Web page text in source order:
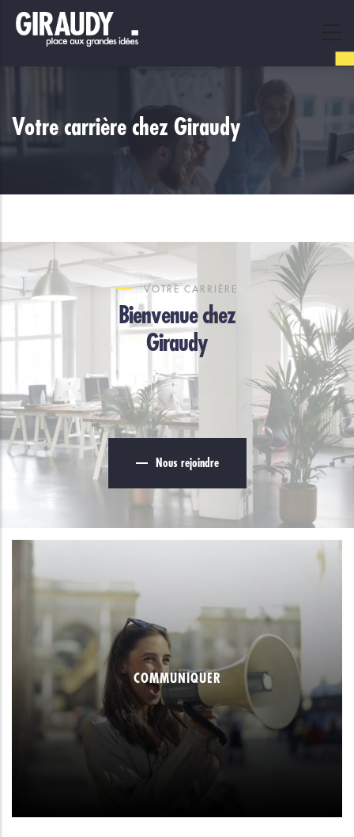
Skip
Votre carrière chez Giraudy
VOTRE CARRIÈRE
Bienvenue chez
Giraudy
Nous rejoindre
COMMUNIQUER